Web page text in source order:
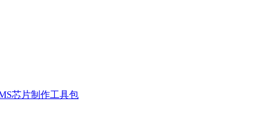
芯片制作工具包